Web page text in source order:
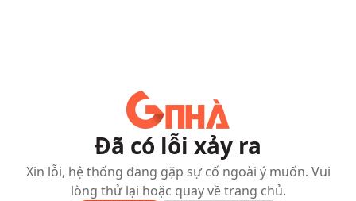
Đã có lỗi xảy ra
Xin lỗi, hệ thống đang gặp sự cố ngoài ý muốn. Vui
lòng thử lại hoặc quay về trang chủ.